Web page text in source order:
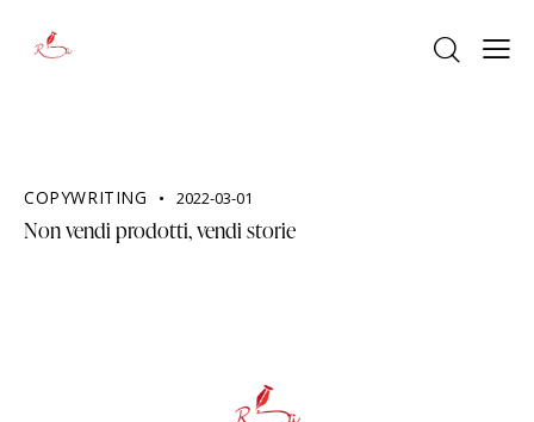
COPYWRITING 2022-03-01
Non vendi prodotti, vendi storie